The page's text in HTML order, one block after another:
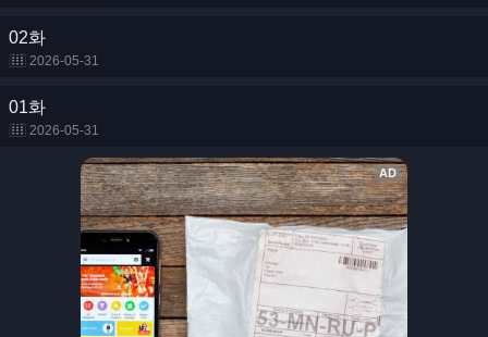
02화
2026-05-31
01화
2026-05-31